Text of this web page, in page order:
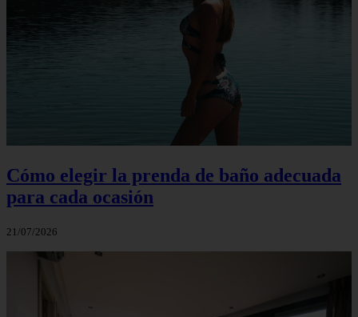
Cómo elegir la prenda de baño adecuada
para cada ocasión
21/07/2026